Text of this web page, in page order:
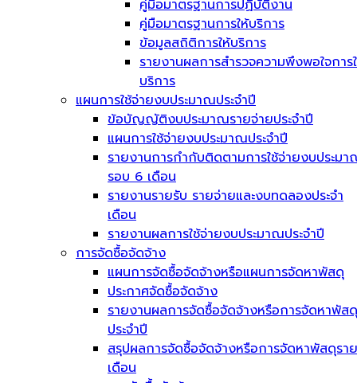
คู่มือมาตรฐานการปฏิบัติงาน
คู่มือมาตรฐานการให้บริการ
ข้อมูลสถิติการให้บริการ
รายงานผลการสำรวจความพึงพอใจการ
บริการ
แผนการใช้จ่ายงบประมาณประจำปี
ข้อบัญญัติงบประมาณรายจ่ายประจำปี
แผนการใช้จ่ายงบประมาณประจำปี
รายงานการกำกับติดตามการใช้จ่ายงบประม
รอบ 6 เดือน
รายงานรายรับ รายจ่ายและงบทดลองประจำ
เดือน
รายงานผลการใช้จ่ายงบประมาณประจำปี
การจัดซื้อจัดจ้าง
แผนการจัดซื้อจัดจ้างหรือแผนการจัดหาพัสดุ
ประกาศจัดซื้อจัดจ้าง
รายงานผลการจัดซื้อจัดจ้างหรือการจัดหาพัสดุ
ประจำปี
สรุปผลการจัดซื้อจัดจ้างหรือการจัดหาพัสดุราย
เดือน